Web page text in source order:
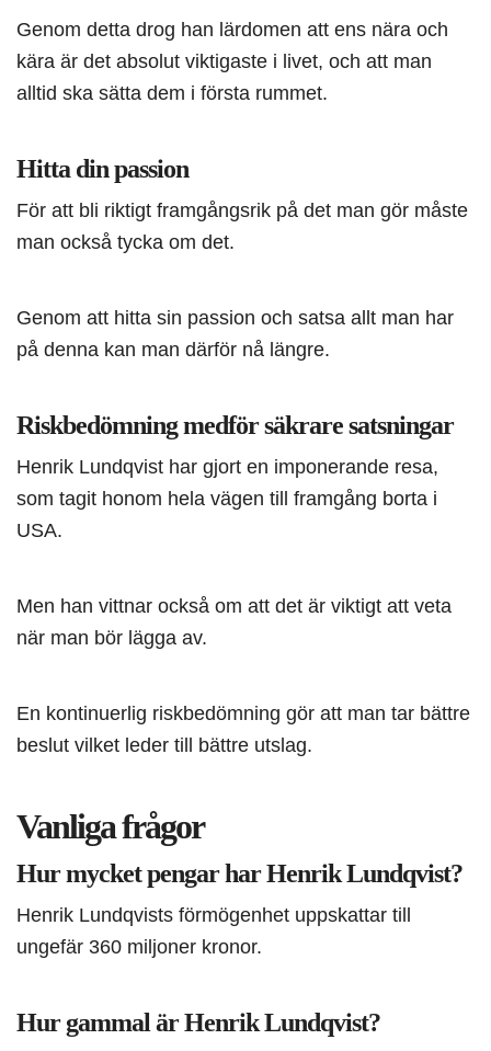
Genom detta drog han lärdomen att ens nära och
kära är det absolut viktigaste i livet, och att man
alltid ska sätta dem i första rummet.
Hitta din passion
För att bli riktigt framgångsrik på det man gör måste
man också tycka om det.
Genom att hitta sin passion och satsa allt man har
på denna kan man därför nå längre.
Riskbedömning medför säkrare satsningar
Henrik Lundqvist har gjort en imponerande resa,
som tagit honom hela vägen till framgång borta i
USA.
Men han vittnar också om att det är viktigt att veta
när man bör lägga av.
En kontinuerlig riskbedömning gör att man tar bättre
beslut vilket leder till bättre utslag.
Vanliga frågor
Hur mycket pengar har Henrik Lundqvist?
Henrik Lundqvists förmögenhet uppskattar till
ungefär 360 miljoner kronor.
Hur gammal är Henrik Lundqvist?